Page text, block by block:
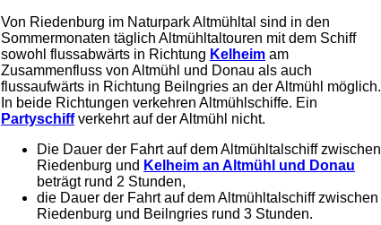
Von Riedenburg im Naturpark Altmühltal sind in den
Sommermonaten täglich Altmühltaltouren mit dem Schiff
sowohl flussabwärts in Richtung Kelheim am
Zusammenfluss von Altmühl und Donau als auch
flussaufwärts in Richtung Beilngries an der Altmühl möglich.
In beide Richtungen verkehren Altmühlschiffe. Ein
Partyschiffverkehrt auf der Altmühl nicht.
Die Dauer der Fahrt auf dem Altmühltalschiff zwischen
Riedenburg und Kelheim an Altmühl und Donau
beträgt rund 2 Stunden,
die Dauer der Fahrt auf dem Altmühltalschiff zwischen
Riedenburg und Beilngries rund 3 Stunden.